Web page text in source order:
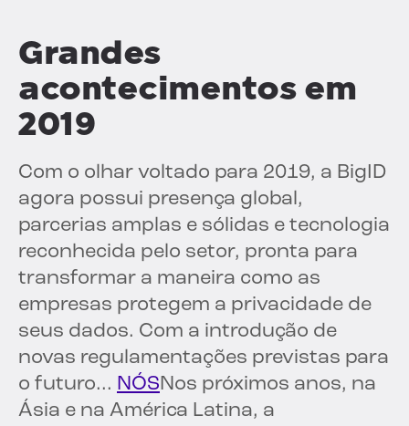
Grandes
acontecimentos em
2019
Com o olhar voltado para 2019, a BigID
agora possui presença global,
parcerias amplas e sólidas e tecnologia
reconhecida pelo setor, pronta para
transformar a maneira como as
empresas protegem a privacidade de
seus dados. Com a introdução de
novas regulamentações previstas para
o futuro... NÓSNos próximos anos, na
Ásia e na América Latina, a